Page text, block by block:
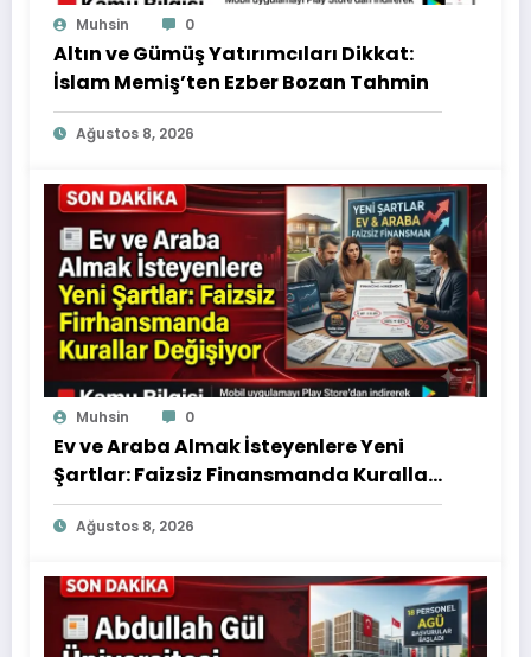
Muhsin 0
Altın ve Gümüş Yatırımcıları Dikkat:
İslam Memiş’ten Ezber Bozan Tahmin
Ağustos 8, 2026
Muhsin 0
Ev ve Araba Almak İsteyenlere Yeni
Şartlar: Faizsiz Finansmanda Kurallar
Değişiyor
Ağustos 8, 2026